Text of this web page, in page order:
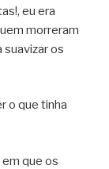
eu era
morreram
suavizar os
o que tinha
que os